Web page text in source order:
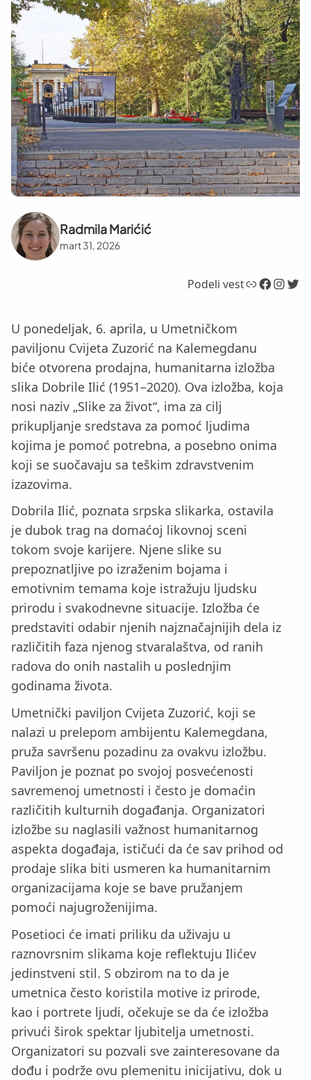
Radmila Marićić
mart 31, 2026
Podeli vestLink Facebook InstagramTwitter
U ponedeljak, 6. aprila, u Umetničkom
paviljonu Cvijeta Zuzorić na Kalemegdanu
biće otvorena prodajna, humanitarna izložba
slika Dobrilе Ilić (1951–2020). Ova izložba, koja
nosi naziv „Slike za život“, ima za cilj
prikupljanje sredstava za pomoć ljudima
kojima je pomoć potrebna, a posebno onima
koji se suočavaju sa teškim zdravstvenim
izazovima.
Dobrilа Ilić, poznata srpska slikarka, ostavila
je dubok trag na domaćoj likovnoj sceni
tokom svoje karijere. Njene slike su
prepoznatljive po izraženim bojama i
emotivnim temama koje istražuju ljudsku
prirodu i svakodnevne situacije. Izložba će
predstaviti odabir njenih najznačajnijih dela iz
različitih faza njenog stvaralaštva, od ranih
radova do onih nastalih u poslednjim
godinama života.
Umetnički paviljon Cvijeta Zuzorić, koji se
nalazi u prelepom ambijentu Kalemegdana,
pruža savršenu pozadinu za ovakvu izložbu.
Paviljon je poznat po svojoj posvećenosti
savremenoj umetnosti i često je domaćin
različitih kulturnih događanja. Organizatori
izložbe su naglasili važnost humanitarnog
aspekta događaja, ističući da će sav prihod od
prodaje slika biti usmeren ka humanitarnim
organizacijama koje se bave pružanjem
pomoći najugroženijima.
Posetioci će imati priliku da uživaju u
raznovrsnim slikama koje reflektuju Ilićev
jedinstveni stil. S obzirom na to da je
umetnica često koristila motive iz prirode,
kao i portrete ljudi, očekuje se da će izložba
privući širok spektar ljubitelja umetnosti.
Organizatori su pozvali sve zainteresovane da
dođu i podrže ovu plemenitu inicijativu, dok u